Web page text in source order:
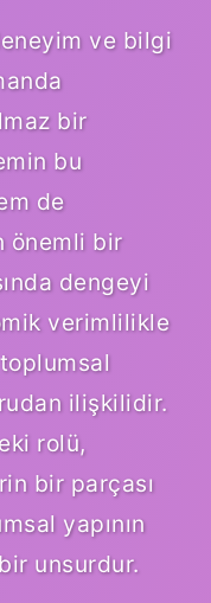
ve bilgi
bir
bu
de
önemli bir
dengeyi
verimlilikle
ilişkilidir.
rolü,
bir parçası
yapının
unsurdur.